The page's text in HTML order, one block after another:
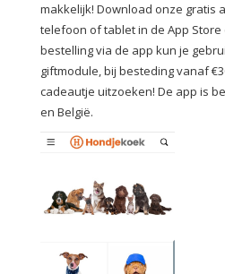
makkelijk! Download onze gratis
telefoon of tablet in de App Store
bestelling via de app kun je
giftmodule, bij besteding vanaf
cadeautje uitzoeken! De app is
en België.